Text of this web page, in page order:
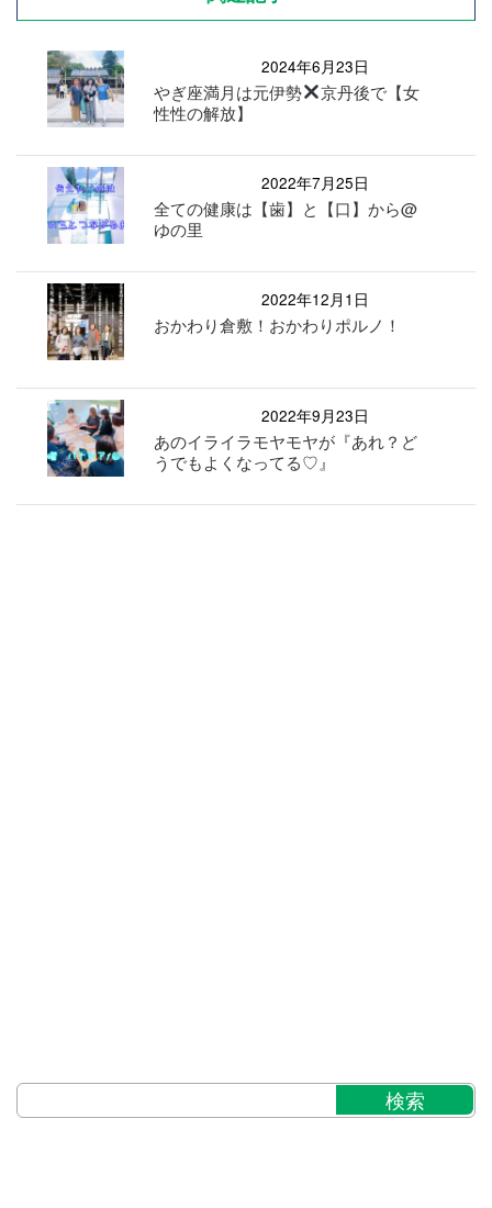
2024年6月23日
やぎ座満月は元伊勢
京丹後で【女
性性の解放】
2022年7月25日
全ての健康は【歯】と【口】から@
ゆの里
2022年12月1日
おかわり倉敷！おかわりポルノ！
2022年9月23日
あのイライラモヤモヤが『あれ？ど
うでもよくなってる♡』